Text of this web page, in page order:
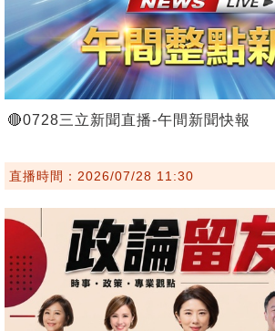
🔴0728三立新聞直播-午間新聞快報
直播時間：2026/07/28 11:30